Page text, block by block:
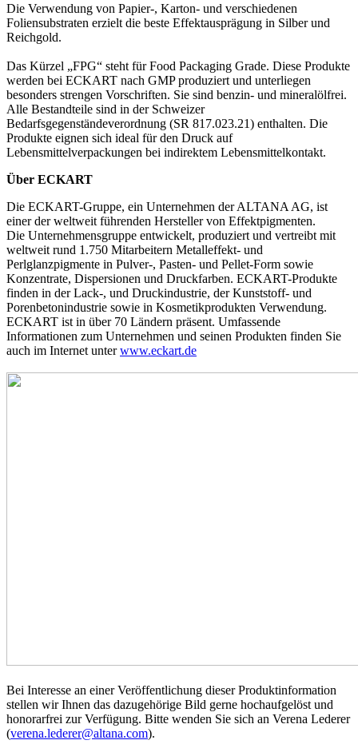
Die Verwendung von Papier-, Karton- und verschiedenen
Foliensubstraten erzielt die beste Effektausprägung in Silber und
Reichgold.
Das Kürzel „FPG“ steht für Food Packaging Grade. Diese Produkte
werden bei ECKART nach GMP produziert und unterliegen
besonders strengen Vorschriften. Sie sind benzin- und mineralölfrei.
Alle Bestandteile sind in der Schweizer
Bedarfsgegenständeverordnung (SR 817.023.21) enthalten. Die
Produkte eignen sich ideal für den Druck auf
Lebensmittelverpackungen bei indirektem Lebensmittelkontakt.
Über ECKART
Die ECKART-Gruppe, ein Unternehmen der ALTANA AG, ist
einer der weltweit führenden Hersteller von Effektpigmenten.
Die Unternehmensgruppe entwickelt, produziert und vertreibt mit
weltweit rund 1.750 Mitarbeitern Metalleffekt- und
Perlglanzpigmente in Pulver-, Pasten- und Pellet-Form sowie
Konzentrate, Dispersionen und Druckfarben. ECKART-Produkte
finden in der Lack-, und Druckindustrie, der Kunststoff- und
Porenbetonindustrie sowie in Kosmetikprodukten Verwendung.
ECKART ist in über 70 Ländern präsent. Umfassende
Informationen zum Unternehmen und seinen Produkten finden Sie
auch im Internet unterwww.eckart.de
Bei Interesse an einer Veröffentlichung dieser Produktinformation
stellen wir Ihnen das dazugehörige Bild gerne hochaufgelöst und
honorarfrei zur Verfügung. Bitte wenden Sie sich an Verena Lederer
(verena.lederer@altana.com).